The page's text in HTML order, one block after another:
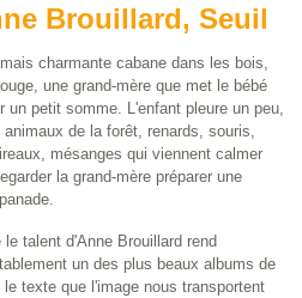
Brouillard, Seuil
charmante cabane dans les bois,
une grand-mère que met le bébé
un petit somme. L'enfant pleure un peu,
de la forêt, renards, souris,
mésanges qui viennent calmer
la grand-mère préparer une
talent d'Anne Brouillard rend
un des plus beaux albums de
texte que l'image nous transportent